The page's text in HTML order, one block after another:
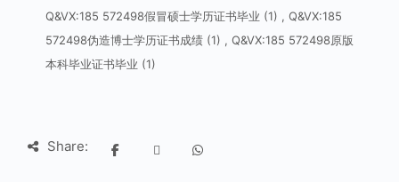
Q&VX:185 572498假冒硕士学历证书毕业 (1) , Q&VX:185
572498伪造博士学历证书成绩 (1) , Q&VX:185 572498原版
本科毕业证书毕业 (1)
Share: